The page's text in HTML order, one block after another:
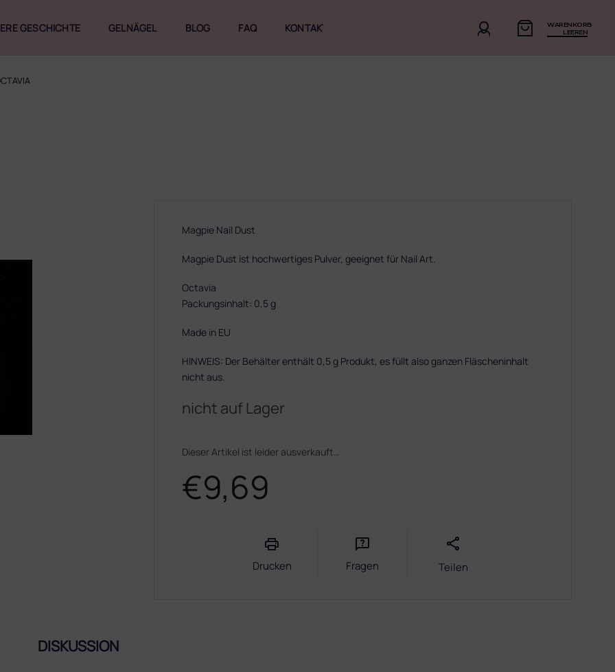
WARENKORB
LEEREN
GESCHICHTE GELNÄGEL BLOG FAQ KONTAKT
€9,69
nicht auf Lager
Dieser Artikel ist leider ausverkauft…
Magpie Nail Dust
Magpie Dust ist hochwertiges Pulver, geeignet für Nail Art.
Octavia
Packungsinhalt: 0,5 g
Made in EU
HINWEIS: Der Behälter enthält 0,5 g Produkt, es füllt also ganzen Fläscheninhalt
nicht aus.
Drucken Fragen Teilen
DISKUSSION